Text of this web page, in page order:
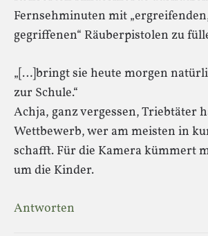
Fernsehminuten mit
gegriffenen“ Räuberpistolen zu
„[…]bringt sie heute morgen
zur Schule.“
Achja, ganz vergessen, Triebtäter
Wettbewerb, wer am meisten in
schafft. Für die Kamera kümmert
um die Kinder.
Antworten